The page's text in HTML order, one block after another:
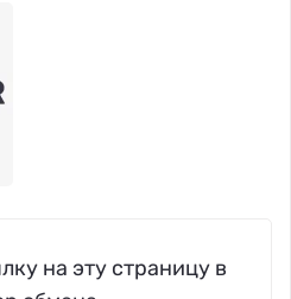
на эту страницу в